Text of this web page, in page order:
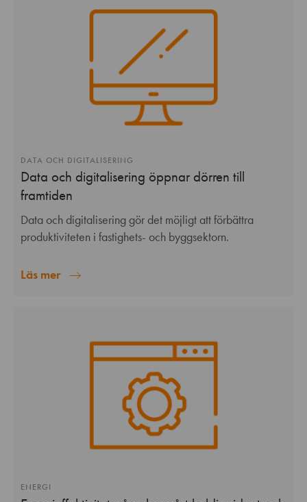
DATA OCH DIGITALISERING
Data och digitalisering öppnar dörren till
framtiden
Data och digitalisering gör det möjligt att förbättra
produktiviteten i fastighets- och byggsektorn.
Läs mer
ENERGI